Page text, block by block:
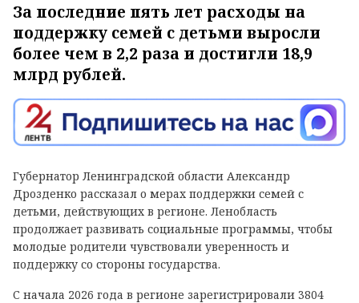
За последние пять лет расходы на
поддержку семей с детьми выросли
более чем в 2,2 раза и достигли 18,9
млрд рублей.
Губернатор Ленинградской области Александр
Дрозденко рассказал о мерах поддержки семей с
детьми, действующих в регионе. Ленобласть
продолжает развивать социальные программы, чтобы
молодые родители чувствовали уверенность и
поддержку со стороны государства.
С начала 2026 года в регионе зарегистрировали 3804